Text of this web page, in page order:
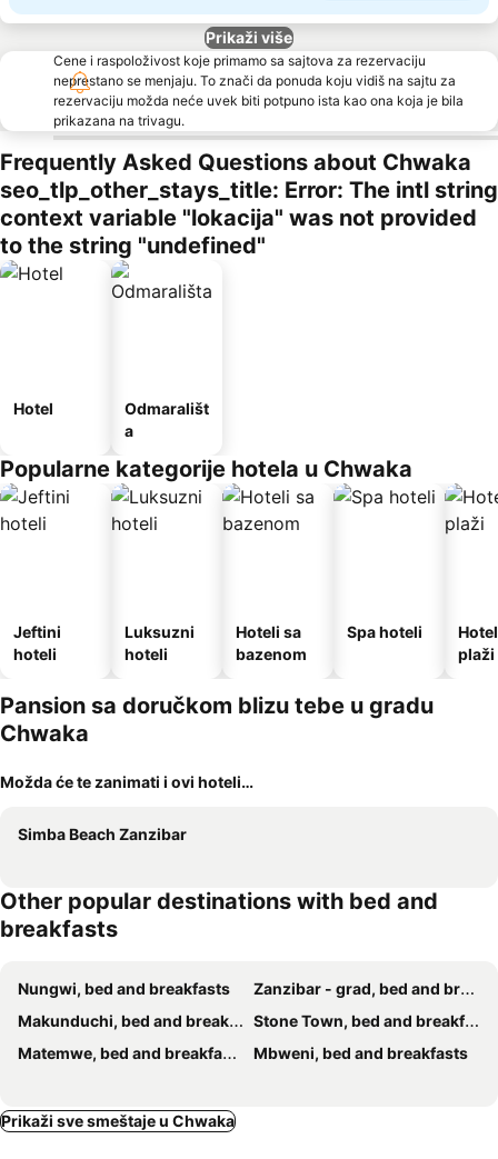
Prikaži više
Cene i raspoloživost koje primamo sa sajtova za rezervaciju
neprestano se menjaju. To znači da ponuda koju vidiš na sajtu za
rezervaciju možda neće uvek biti potpuno ista kao ona koja je bila
prikazana na trivagu.
Frequently Asked Questions about Chwaka
seo_tlp_other_stays_title: Error: The intl string
context variable "lokacija" was not provided
to the string "undefined"
Hotel
Odmarališt
a
Popularne kategorije hotela u Chwaka
Jeftini
hoteli
Luksuzni
hoteli
Hoteli sa
bazenom
Spa hoteli
plaži
Pansion sa doručkom blizu tebe u gradu
Chwaka
Možda će te zanimati i ovi hoteli…
Simba Beach Zanzibar
Other popular destinations with bed and
breakfasts
Nungwi, bed and breakfasts
Zanzibar - grad, bed and breakfasts
Makunduchi, bed and breakfasts
Stone Town, bed and breakfasts
Matemwe, bed and breakfasts
Mbweni, bed and breakfasts
Prikaži sve smeštaje u Chwaka